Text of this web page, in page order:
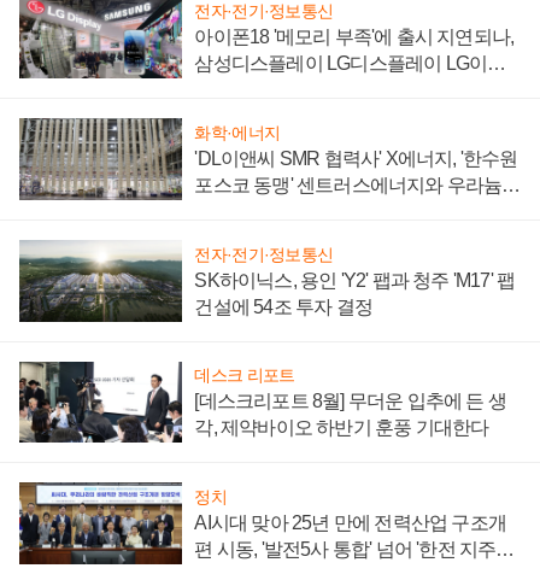
전자·전기·정보통신
아이폰18 '메모리 부족'에 출시 지연되나,
삼성디스플레이 LG디스플레이 LG이노
화학·에너지
'DL이앤씨 SMR 협력사' X에너지, '한수원
포스코 동맹' 센트러스에너지와 우라늄
전자·전기·정보통신
SK하이닉스, 용인 'Y2' 팹과 청주 'M17' 팹
건설에 54조 투자 결정
데스크 리포트
[데스크리포트 8월] 무더운 입추에 든 생
각, 제약바이오 하반기 훈풍 기대한다
정치
AI시대 맞아 25년 만에 전력산업 구조개
편 시동, '발전5사 통합' 넘어 '한전 지주사'